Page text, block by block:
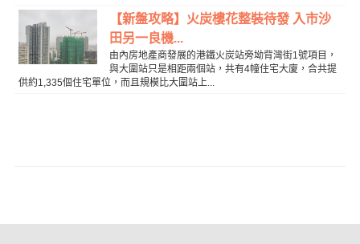
【新盤攻略】火炭樓花整裝待發 入市沙
田另一良機...
由內房地產商發展的港鐵火炭站旁坳背灣街1號項目，
與大圍站只是相距兩個站，共有4幢住宅大廈，合共提
供約1,335個住宅單位，而且規模比大圍站上...